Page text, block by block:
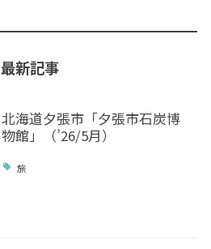
最新記事
北海道夕張市「夕張市石炭博
物館」（’26/5月）
旅